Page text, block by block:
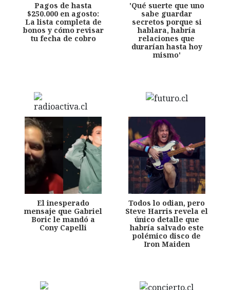
Pagos de hasta
$250.000 en agosto:
La lista completa de
bonos y cómo revisar
tu fecha de cobro
'Qué suerte que uno
sabe guardar
secretos porque si
hablara, habría
relaciones que
durarían hasta hoy
mismo'
El inesperado
mensaje que Gabriel
Boric le mandó a
Cony Capelli
Todos lo odian, pero
Steve Harris revela el
único detalle que
habría salvado este
polémico disco de
Iron Maiden